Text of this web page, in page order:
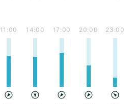
11:00 14:00 17:00 20:00 23:00